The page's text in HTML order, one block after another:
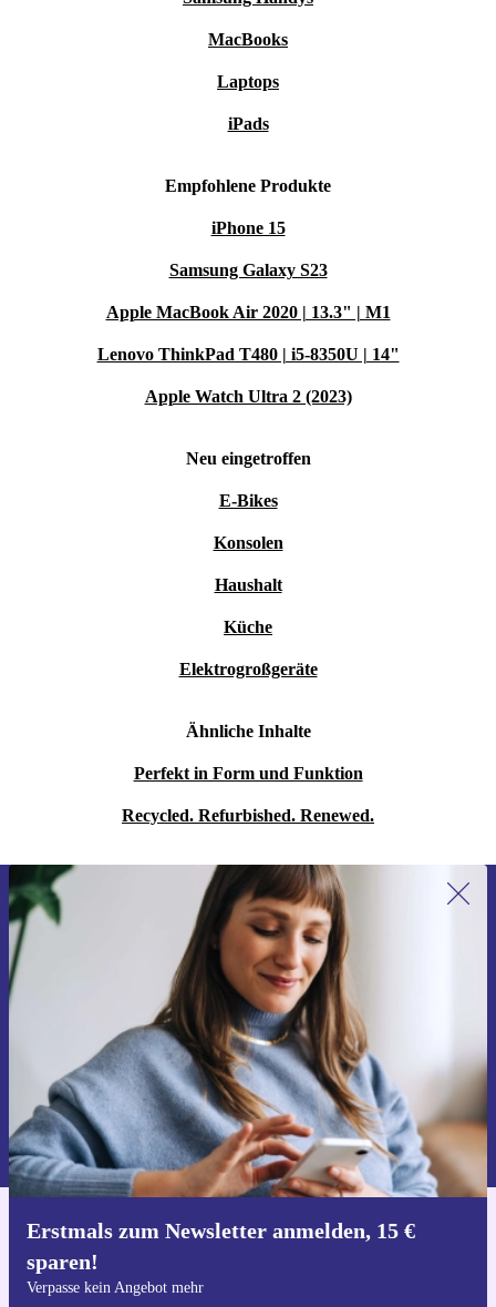
German Ausgabe: D ISBN: 978-3-8365-8420-3 Themen:
Classics und Fotografie Maße: 15.6 cm x 21.7 cm,
MacBooks
Laptops
iPads
Empfohlene Produkte
iPhone 15
Samsung Galaxy S23
Apple MacBook Air 2020 | 13.3" | M1
Lenovo ThinkPad T480 | i5-8350U | 14"
Apple Watch Ultra 2 (2023)
Neu eingetroffen
E-Bikes
Konsolen
Haushalt
Küche
Elektrogroßgeräte
Ähnliche Inhalte
Perfekt in Form und Funktion
Recycled. Refurbished. Renewed.
Erstmals zum Newsletter anmelden, 15 €
sparen!
Verpasse kein Angebot mehr
Erstmals zum Newsletter anmelden,
15 € sparen!
Verpasse kein Angebot mehr.
Gutschein anfordern
Informationen über die Verwendung personenbezogener Daten findest
du in unserer
Datenschutzerklärung.
Hol dir die refurbed-App